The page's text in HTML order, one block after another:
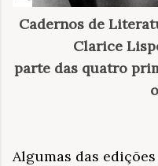
Cadernos de
Clarice
parte das quatro
Algumas das